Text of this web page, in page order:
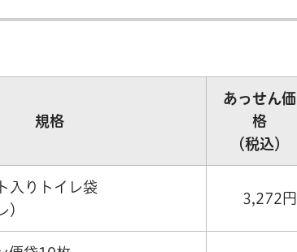
規格
あっせん価
格
（税込）
入りトイレ袋
）
3,272円